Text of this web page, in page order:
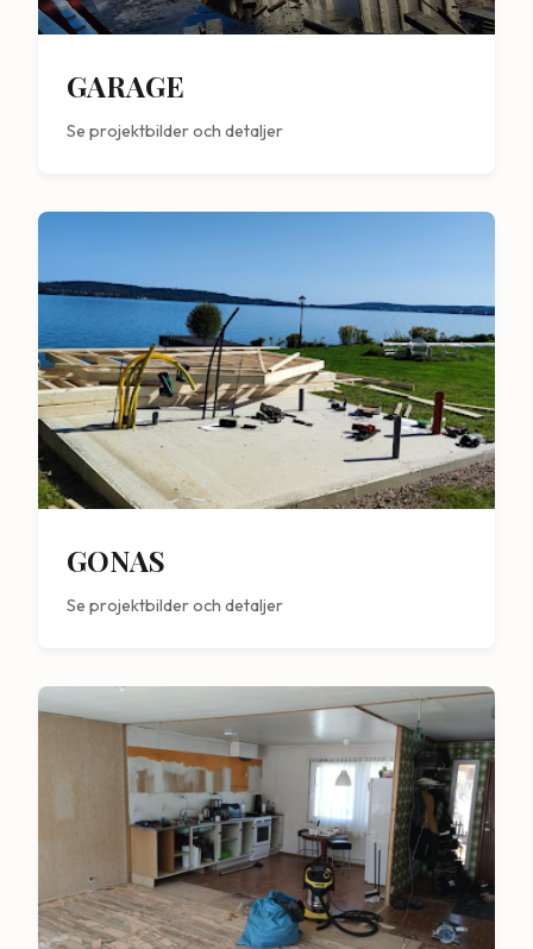
GARAGE
Se projektbilder och detaljer
GONAS
Se projektbilder och detaljer